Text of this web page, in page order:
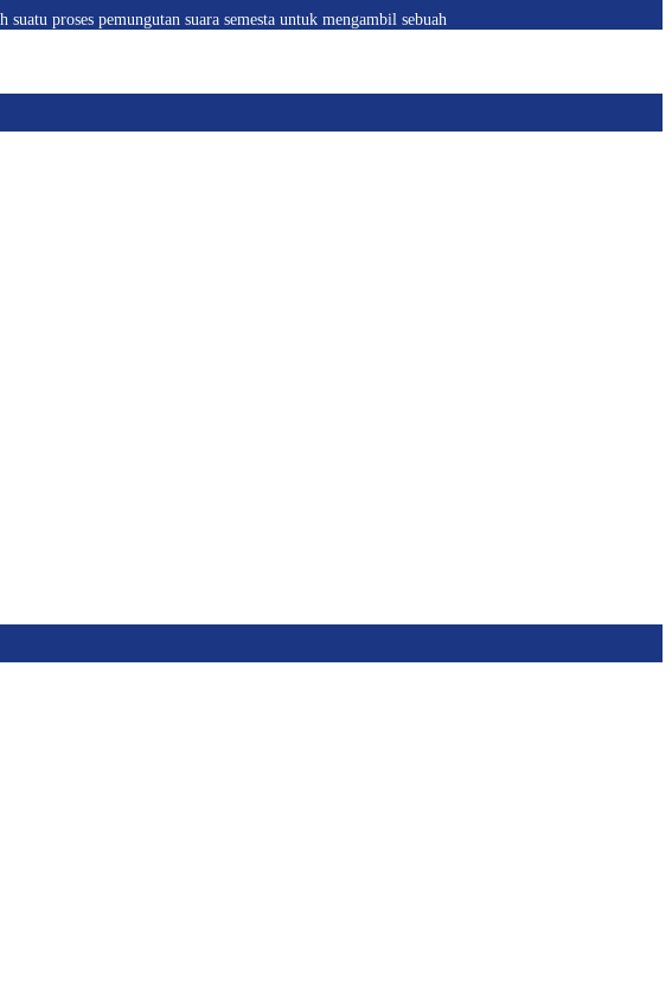
proses pemungutan suara semesta untuk mengambil sebuah